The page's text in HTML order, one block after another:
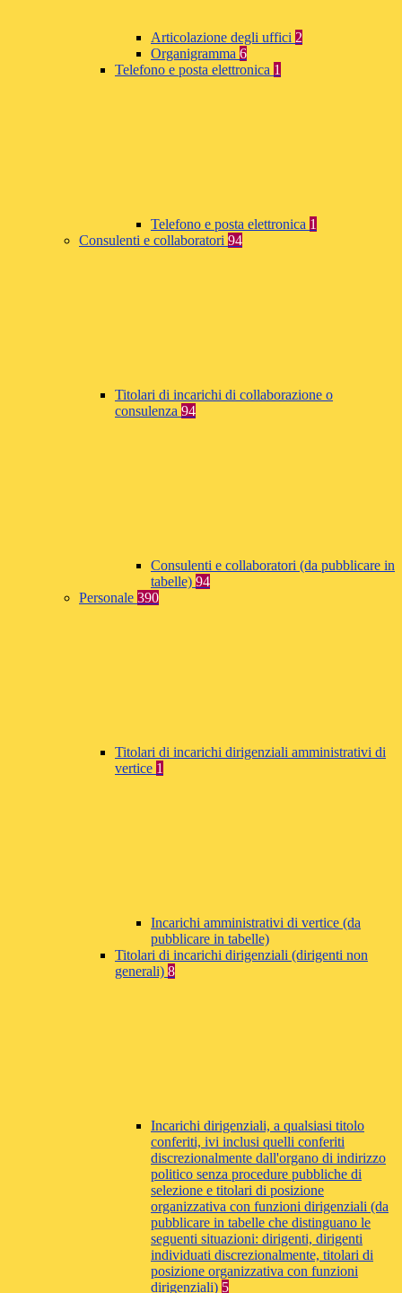
Articolazione degli uffici 2
Organigramma 6
Telefono e posta elettronica 1
Telefono e posta elettronica 1
Consulenti e collaboratori 94
Titolari di incarichi di collaborazione o
consulenza 94
Consulenti e collaboratori (da pubblicare in
tabelle) 94
Personale 390
Titolari di incarichi dirigenziali amministrativi di
vertice 1
Incarichi amministrativi di vertice (da
pubblicare in tabelle)
Titolari di incarichi dirigenziali (dirigenti non
generali) 8
Incarichi dirigenziali, a qualsiasi titolo
conferiti, ivi inclusi quelli conferiti
discrezionalmente dall'organo di indirizzo
politico senza procedure pubbliche di
selezione e titolari di posizione
organizzativa con funzioni dirigenziali (da
pubblicare in tabelle che distinguano le
seguenti situazioni: dirigenti, dirigenti
individuati discrezionalmente, titolari di
posizione organizzativa con funzioni
dirigenziali) 5